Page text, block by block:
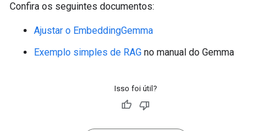
Confira os seguintes documentos:
Ajustar o EmbeddingGemma
Exemplo simples de RAG no manual do Gemma
Isso foi útil?